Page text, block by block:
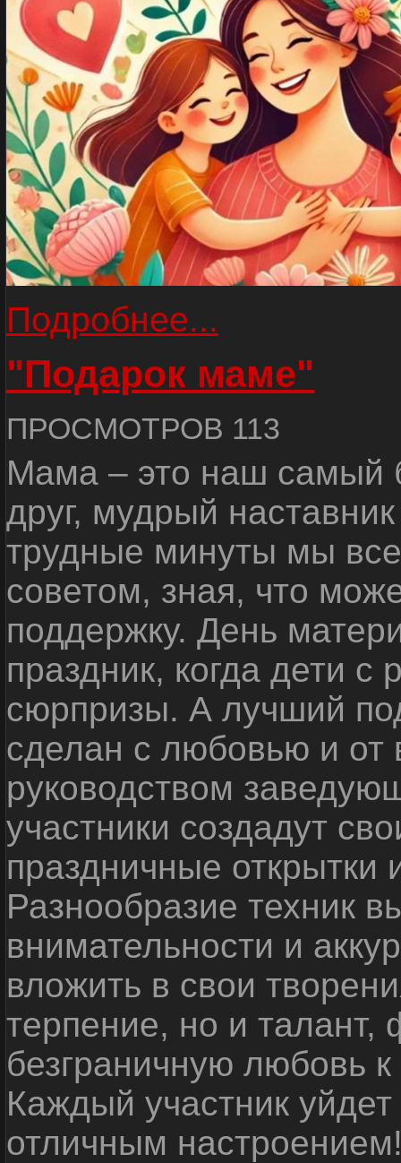
Подробнее...
"Подарок маме"
ПРОСМОТРОВ 113
Мама – это наш самый
друг, мудрый
трудные минуты мы
советом, зная, что
поддержку. День
праздник, когда дети
сюрпризы. А лучший
сделан с любовью и от
руководством
участники создадут
праздничные открытки
Разнообразие техник
внимательности и
вложить в свои
терпение, но и
безграничную любовь
Каждый участник
отличным